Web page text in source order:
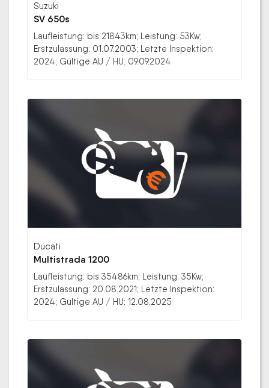
Suzuki
SV 650s
Laufleistung: bis 21843km; Leistung: 53Kw;
Erstzulassung: 01.07.2003; Letzte Inspektion:
2024; Gültige AU / HU: 09.09.2024
Ducati
Multistrada 1200
Laufleistung: bis 35486km; Leistung: 35Kw;
Erstzulassung: 20.08.2021; Letzte Inspektion:
2024; Gültige AU / HU: 12.08.2025